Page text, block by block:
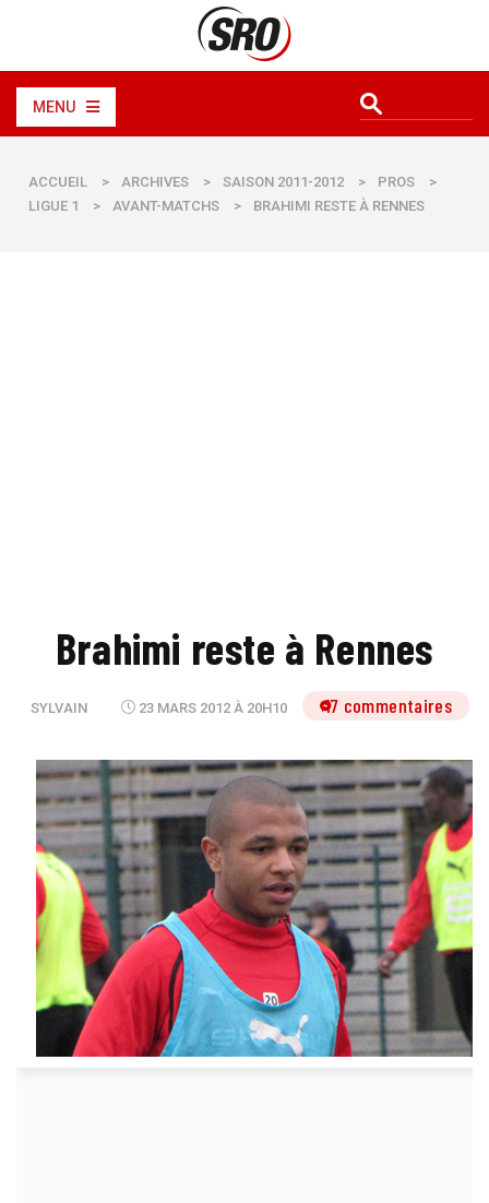
MENU
ACCUEIL > ARCHIVES > SAISON 2011-2012 > PROS
>
LIGUE 1
> AVANT-MATCHS > BRAHIMI RESTE À RENNES
Brahimi reste à Rennes
SYLVAIN 23 MARS 2012 À 20H10 17 commentaires